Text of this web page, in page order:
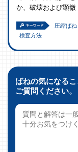
か、破壊および顕微
圧縮ばね
検査方法
ばねの気になる
ご質問ください。